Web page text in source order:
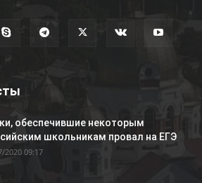
обеспечившие некоторым
школьникам провал на ЕГЭ
2020 09:17